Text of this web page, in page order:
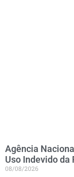
Agência
Uso Indevido
08/08/2026